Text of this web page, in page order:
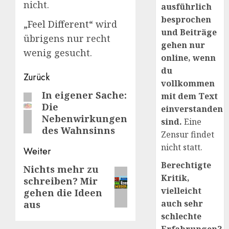
nicht.
„Feel Different“ wird
übrigens nur recht
wenig gesucht.
Beitragsnavigation
Zurück
Vorheriger
Beitrag:
In eigener Sache:
Die
Nebenwirkungen
des Wahnsinns
Weiter
Nächster
Beitrag:
Nichts mehr zu
schreiben? Mir
gehen die Ideen
aus
ausführlich
besprochen
und Beiträge
gehen nur
online, wenn
du
vollkommen
mit dem Text
einverstanden
sind. Eine
Zensur findet
nicht statt.
Berechtigte
Kritik,
vielleicht
auch sehr
schlechte